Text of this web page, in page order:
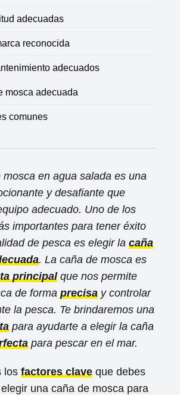
adecuadas
reconocida
adecuados
mosca adecuada
comunes
mosca en agua salada es una
y desafiante que
adecuado. Uno de los
importantes para tener éxito
de pesca es elegir la caña
. La caña de mosca es
principalque nos permite
de forma precisa y controlar
la pesca. Te brindaremos una
para ayudarte a elegir la caña
para pescar en el mar.
los factores clave que debes
una caña de mosca para